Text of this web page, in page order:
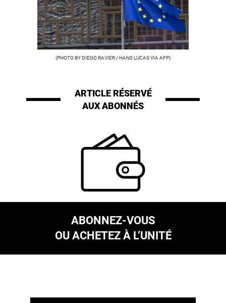
(PHOTO BY DIEGO RAVIER / HANS LUCAS VIA AFP)
ARTICLE RÉSERVÉ
AUX ABONNÉS
ABONNEZ-VOUS
OU ACHETEZ À L’UNITÉ